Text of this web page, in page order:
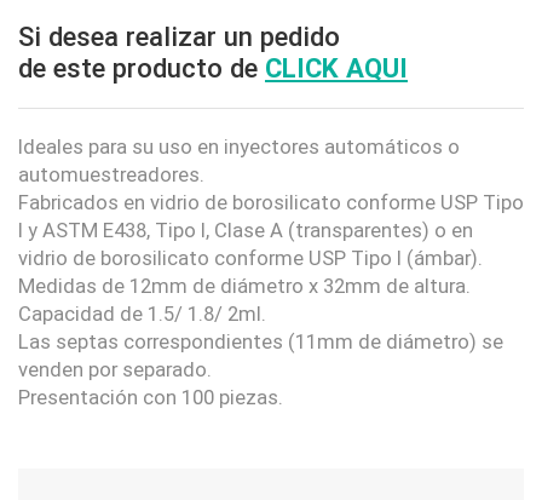
Si desea realizar un pedido
de este producto de CLICK AQUI
Ideales para su uso en inyectores automáticos o
automuestreadores.
Fabricados en vidrio de borosilicato conforme USP Tipo
I y ASTM E438, Tipo I, Clase A (transparentes) o en
vidrio de borosilicato conforme USP Tipo I (ámbar).
Medidas de 12mm de diámetro x 32mm de altura.
Capacidad de 1.5/ 1.8/ 2ml.
Las septas correspondientes (11mm de diámetro) se
venden por separado.
Presentación con 100 piezas.